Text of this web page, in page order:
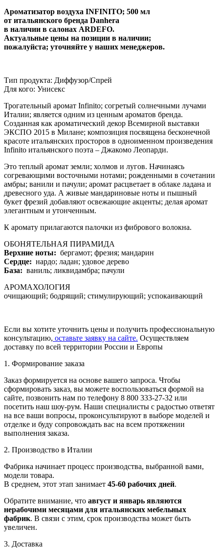
Ароматизатор воздуха INFINITO; 500 мл
от итальянского бренда Danhera
в наличии в салонах ARDEFO.
Актуальные цены на позиции в наличии;
пожалуйста; уточняйте у наших менеджеров.
Тип продукта: Диффузор/Спрей
Для кого: Унисекс
Трогательный аромат Infinito; согретый солнечными лучами
Италии; является одним из ценным ароматов бренда.
Созданная как ароматический декор Всемирной выставки
ЭКСПО 2015 в Милане; композиция посвящена бесконечной
красоте итальянских просторов в одноименном произведения
Infinito итальянского поэта – Джакомо Леопарди.
Это теплый аромат земли; холмов и лугов. Начинаясь
согревающими восточными нотами; рожденными в сочетании
амбры; ванили и пачули; аромат расцветает в облаке ладана и
древесного уда. А живые мандариновые ноты и пышный
букет фрезий добавляют освежающие акценты; делая аромат
элегантным и утонченным.
К аромату прилагаются палочки из фибрового волокна.
ОБОНЯТЕЛЬНАЯ ПИРАМИДА
Верхние ноты: бергамот; фрезия; мандарин
Сердце: нардо; ладан; удовое дерево
База: ваниль; ликвидамбра; пачули
АРОМАХОЛОГИЯ
очищающий; бодрящий; стимулирующий; успокаивающий
Если вы хотите уточнить цены и получить профессиональную
консультацию, оставьте заявку на сайте. Осуществляем
доставку по всей территории России и Европы
1. Формирование заказа
Заказ формируется на основе вашего запроса. Чтобы
сформировать заказ, вы можете воспользоваться формой на
сайте, позвонить нам по телефону 8 800 333-27-32 или
посетить наш шоу-рум. Наши специалисты с радостью ответят
на все ваши вопросы, проконсультируют в выборе моделей и
отделке и буду сопровождать вас на всем протяжении
выполнения заказа.
2. Производство в Италии
Фабрика начинает процесс производства, выбранной вами,
модели товара.
В среднем, этот этап занимает 45-60 рабочих дней.
Обратите внимание, что август и январь являются
нерабочими месяцами для итальянских мебельных
фабрик. В связи с этим, срок производства может быть
увеличен.
3. Доставка